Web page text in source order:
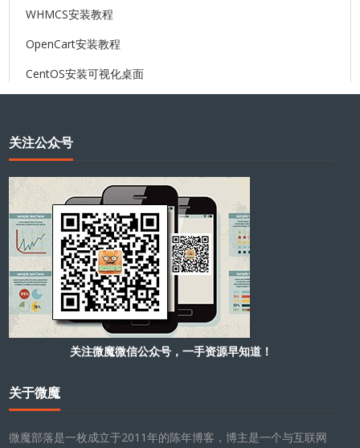
WHMCS安装教程
OpenCart安装教程
CentOS安装可视化桌面
关注公众号
关注微魔微信公众号，一手资源早知道！
关于微魔
微魔部落是一枚成立于2011年的陈年博客，博主是一个与互联网